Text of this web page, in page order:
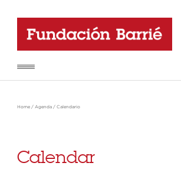
Home / Agenda / Calendario
Calendar